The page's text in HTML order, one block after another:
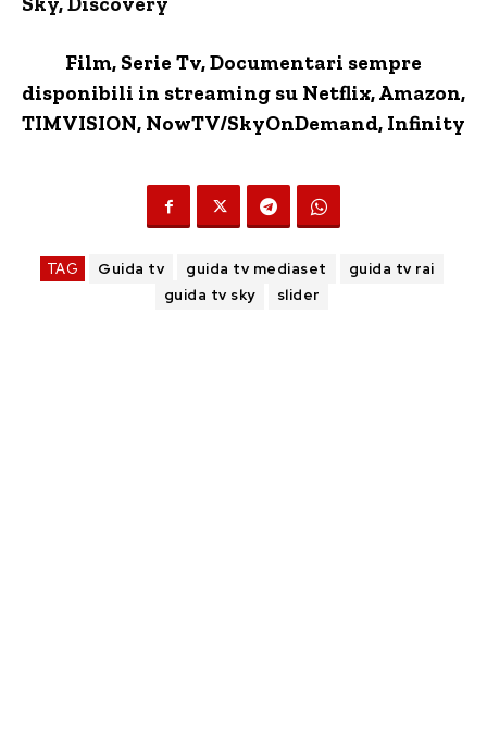
Film, Serie Tv, Documentari sempre
disponibili in streaming su Netflix,Amazon,
TIMVISION, NowTV/SkyOnDemand, Infinity
TAG Guida tv guida tv mediaset
guida tv rai
guida tv sky
slider